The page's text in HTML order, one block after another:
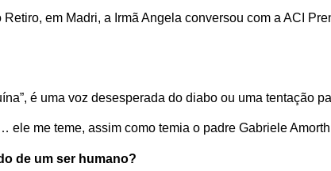
em Madri, a Irmã Angela conversou com a ACI
é uma voz desesperada do diabo ou uma tentação
ele me teme, assim como temia o padre Gabriele
de um ser humano?